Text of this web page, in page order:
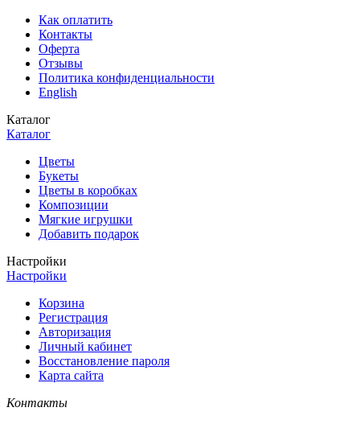
Как оплатить
Контакты
Оферта
Отзывы
Политика конфиденциальности
English
Каталог
Каталог
Цветы
Букеты
Цветы в коробках
Композиции
Мягкие игрушки
Добавить подарок
Настройки
Настройки
Корзина
Регистрация
Авторизация
Личный кабинет
Восстановление пароля
Карта сайта
Контакты